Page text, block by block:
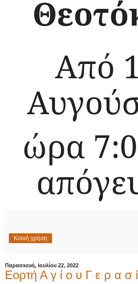
Από 1
ώρα
Κοινή χρήση
Παρασκευή, Ιουλίου 22, 2022
Εορτή Α γ ί ο υ Γ ε ρ α σ